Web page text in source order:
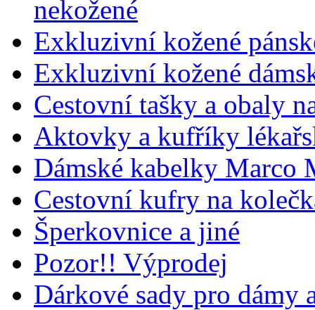
nekožené
Exkluzivní kožené
Exkluzivní kožené
Cestovní tašky a obaly
Aktovky a kufříky
Dámské kabelky Marco
Cestovní kufry na
Šperkovnice a jiné
Pozor!! Výprodej
Dárkové sady pro dámy